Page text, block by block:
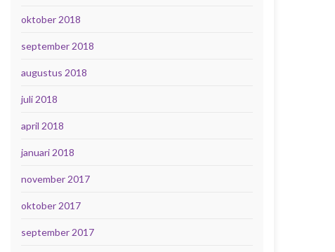
oktober 2018
september 2018
augustus 2018
juli 2018
april 2018
januari 2018
november 2017
oktober 2017
september 2017